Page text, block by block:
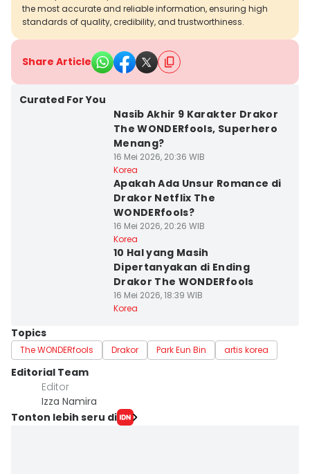
the most accurate and reliable information, ensuring high
standards of quality, credibility, and trustworthiness.
Share Article
Curated For You
Nasib Akhir 9 Karakter Drakor
The WONDERfools, Superhero
Menang?
16 Mei 2026, 20:36 WIB
Korea
Apakah Ada Unsur Romance di
Drakor Netflix The
WONDERfools?
16 Mei 2026, 20:26 WIB
Korea
10 Hal yang Masih
Dipertanyakan di Ending
Drakor The WONDERfools
16 Mei 2026, 18:39 WIB
Korea
Topics
The WONDERfools Drakor Park Eun Bin artis korea
Editorial Team
Editor
Izza Namira
Tonton lebih seru di